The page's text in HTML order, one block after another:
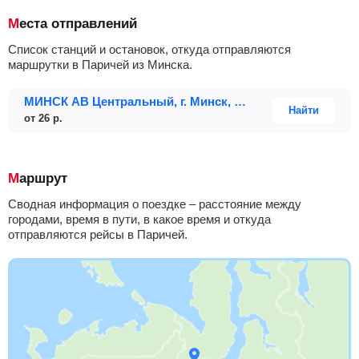
Места отправлений
Список станций и остановок, откуда отправляются
маршрутки в Паричей из Минска.
МИНСК АВ Центральный, г. Минск, ул. Бобруйская, 6
от 26 р.
Найти
Маршрут
Сводная информация о поездке – расстояние между
городами, время в пути, в какое время и откуда
отправляются рейсы в Паричей.